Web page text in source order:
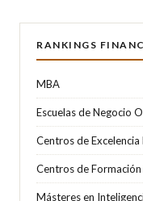
RANKINGS
MBA
Escuelas de Negocio
Centros de Excelencia
Centros de
Másteres en